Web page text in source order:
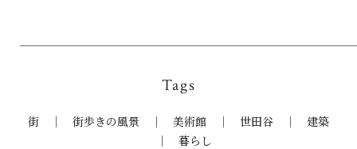
Tags
街 街歩きの風景 美術館 世田谷
建築
暮らし